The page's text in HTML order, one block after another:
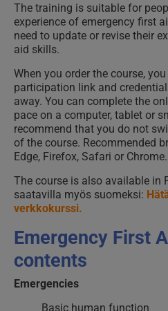
The training is suitable for
experience of emergency first
need to update or revise their
aid skills.
When you order the course,
participation link and
away. You can complete the
pace on a computer, tablet or
recommend that you do not
of the course. Recommended
Edge, Firefox, Safari or Chrome.
The course is also available in
saatavilla myös suomeksi:
verkkokurssi.
Emergency First
contents
Emergencies
Basic human function